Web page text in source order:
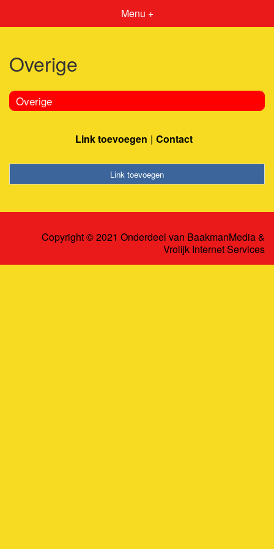
Menu +
Overige
Overige
Link toevoegen Contact
Link toevoegen
Copyright © 2021 Onderdeel van BaakmanMedia&
Vrolijk Internet Services